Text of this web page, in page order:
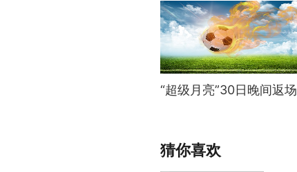
“超级月亮”30日晚间返场
猜你喜欢